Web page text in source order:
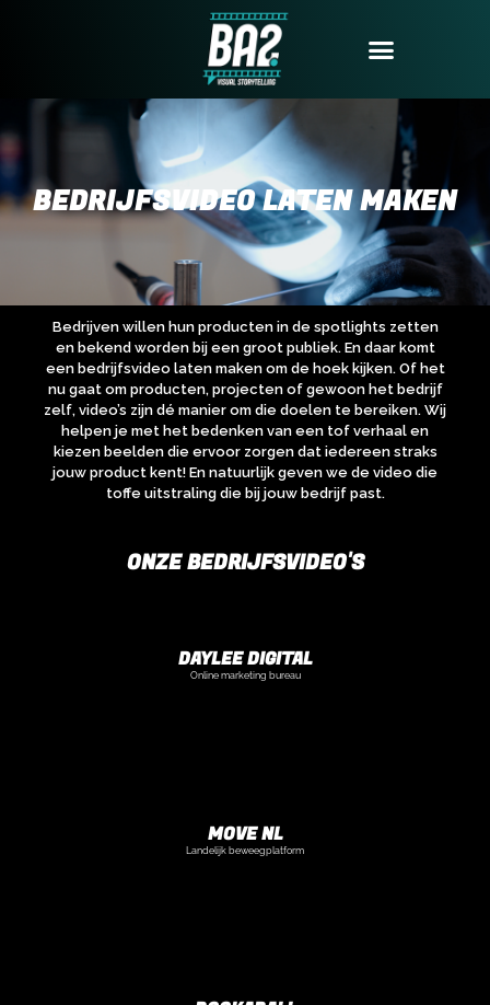
BEDRIJFSVIDEO LATEN MAKEN
Bedrijven willen hun producten in de spotlights zetten
en bekend worden bij een groot publiek. En daar komt
een bedrijfsvideo laten maken om de hoek kijken. Of het
nu gaat om producten, projecten of gewoon het bedrijf
zelf, video’s zijn dé manier om die doelen te bereiken. Wij
helpen je met het bedenken van een tof verhaal en
kiezen beelden die ervoor zorgen dat iedereen straks
jouw product kent! En natuurlijk geven we de video die
toffe uitstraling die bij jouw bedrijf past.
ONZE BEDRIJFSVIDEO'S
DAYLEE DIGITAL
Online marketing bureau
MOVE NL
Landelijk beweegplatform